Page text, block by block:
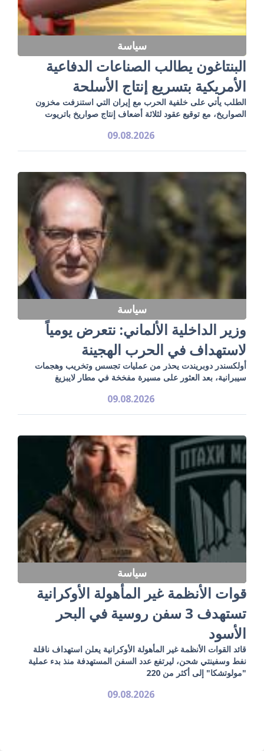
سياسة
البنتاغون يطالب الصناعات الدفاعية
الأمريكية بتسريع إنتاج الأسلحة
الطلب يأتي على خلفية الحرب مع إيران التي استنزفت مخزون
الصواريخ، مع توقيع عقود لثلاثة أضعاف إنتاج صواريخ باتريوت
09.08.2026
سياسة
وزير الداخلية الألماني: نتعرض يومياً
لاستهداف في الحرب الهجينة
أولكسندر دوبريندت يحذر من عمليات تجسس وتخريب وهجمات
سيبرانية، بعد العثور على مسيرة مفخخة في مطار لايبزيغ
09.08.2026
سياسة
قوات الأنظمة غير المأهولة الأوكرانية
تستهدف 3 سفن روسية في البحر
الأسود
قائد القوات الأنظمة غير المأهولة الأوكرانية يعلن استهداف ناقلة
نفط وسفينتي شحن، ليرتفع عدد السفن المستهدفة منذ بدء عملية
"مولوتشكا" إلى أكثر من 220
09.08.2026